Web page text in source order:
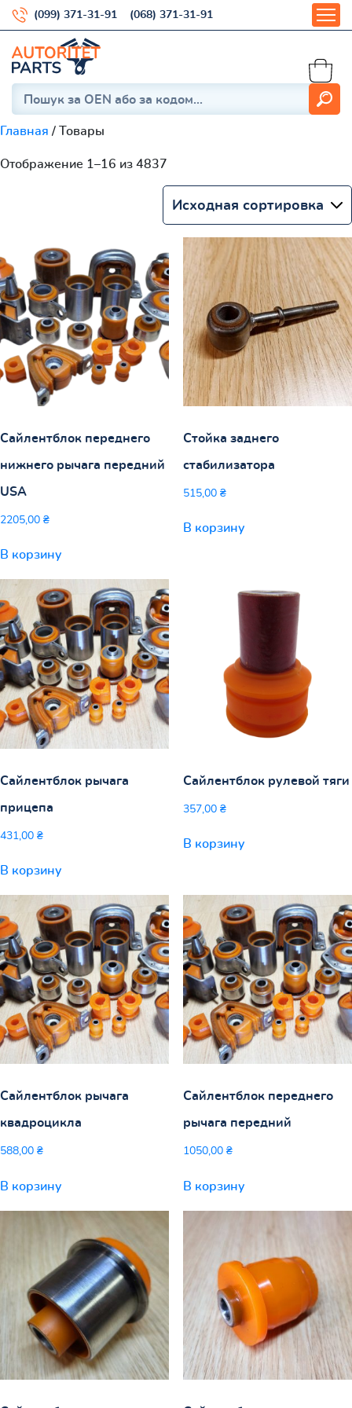
(099) 371-31-91 (068) 371-31-91
Главная / Товары
Отображение 1–16 из 4837
Исходная сортировка
Сайлентблок переднего
нижнего рычага передний
USA
2205,00 ₴
В корзину
Стойка заднего
стабилизатора
515,00 ₴
В корзину
Сайлентблок рычага
прицепа
431,00 ₴
В корзину
Сайлентблок рулевой тяги
357,00 ₴
В корзину
Сайлентблок рычага
квадроцикла
588,00 ₴
В корзину
Сайлентблок переднего
рычага передний
1050,00 ₴
В корзину